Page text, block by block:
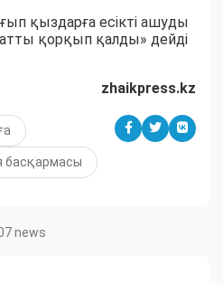
қыздарға есікті ашуды
қорқып қалды» дейді
zhaikpress.kz
басқармасы
news